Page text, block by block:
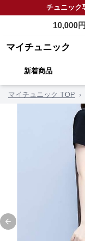
チュニック
10,000
マイチュニック
新着商品
マイチュニック TOP ›
Previous slide